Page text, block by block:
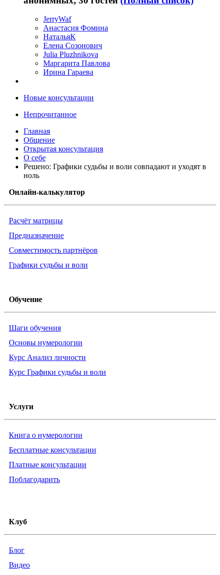
JerryWaf
Анастасия Фомина
НатальяК
Елена Созонович
Julia Pluzhnikova
Маргарита Павлова
Ирина Гараева
Новые консультации
Непрочитанное
Главная
Общение
Открытая консультация
О себе
Решено: Графики судьбы и воли совпадают и уходят в
ноль
Онлайн-калькулятор
Расчёт матрицы
Предназначение
Совместимость партнёров
Графики судьбы и воли
Обучение
Шаги обучения
Основы нумерологии
Курс Анализ личности
Курс Графики судьбы и воли
Услуги
Книга о нумерологии
Бесплатные консультации
Платные консультации
Поблагодарить
Клуб
Блог
Видео